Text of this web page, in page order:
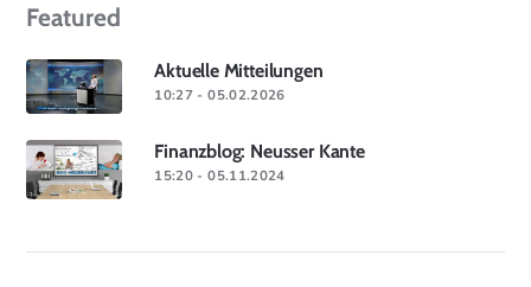
Featured
Aktuelle Mitteilungen
10:27 - 05.02.2026
Finanzblog: Neusser Kante
15:20 - 05.11.2024